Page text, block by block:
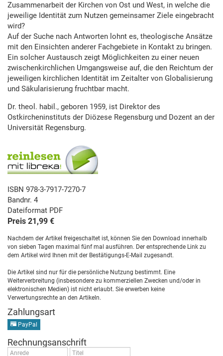
Zusammenarbeit der Kirchen von Ost und West, in welche die
jeweilige Identität zum Nutzen gemeinsamer Ziele eingebracht
wird?
Auf der Suche nach Antworten lohnt es, theologische Ansätze
mit den Einsichten anderer Fachgebiete in Kontakt zu bringen.
Ein solcher Austausch zeigt Möglichkeiten zu einer neuen
zwischenkirchlichen Umgangsweise auf, die den Reichtum der
jeweiligen kirchlichen Identität im Zeitalter von Globalisierung
und Säkularisierung fruchtbar macht.
Dr. theol. habil., geboren 1959, ist Direktor des
Ostkircheninstituts der Diözese Regensburg und Dozent an der
Universität Regensburg.
ISBN 978-3-7917-7270-7
Bandnr. 4
Dateiformat PDF
Preis 21,99 €
Nachdem der Artikel freigeschaltet ist, können Sie den Download innerhalb
von sieben Tagen maximal fünf mal ausführen. Der entsprechende Link zu
dem Artikel wird Ihnen mit der Bestätigungs-E-Mail zugesandt.
Die Artikel sind nur für die persönliche Nutzung bestimmt. Eine
Weiterverbreitung (insbesondere zu kommerziellen Zwecken und/oder in
elektronischen Medien) ist nicht erlaubt. Sie erwerben keine
Verwertungsrechte an den Artikeln.
Zahlungsart
PayPal
Rechnungsanschrift